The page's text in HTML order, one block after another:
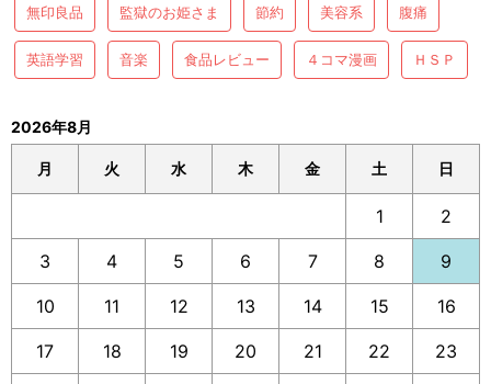
無印良品 監獄のお姫さま 節約 美容系 腹痛
英語学習 音楽 食品レビュー ４コマ漫画 ＨＳＰ
2026年8月
月 火 水 木 金 土 日
1 2
3 4 5 6 7 8 9
10 11 12 13 14 15 16
17 18 19 20 21 22 23